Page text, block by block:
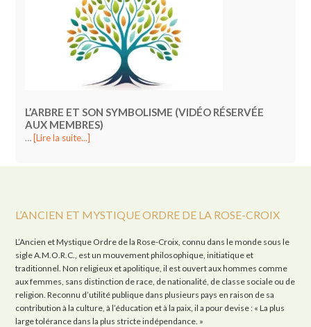
L’ARBRE ET SON SYMBOLISME (VIDÉO RÉSERVÉE
AUX MEMBRES)
… [Lire la suite...]
L’ANCIEN ET MYSTIQUE ORDRE DE LA ROSE-CROIX
L’Ancien et Mystique Ordre de la Rose-Croix, connu dans le monde sous le
sigle A.M.O.R.C., est un mouvement philosophique, initiatique et
traditionnel. Non religieux et apolitique, il est ouvert aux hommes comme
aux femmes, sans distinction de race, de nationalité, de classe sociale ou de
religion. Reconnu d’utilité publique dans plusieurs pays en raison de sa
contribution à la culture, à l’éducation et à la paix, il a pour devise : « La plus
large tolérance dans la plus stricte indépendance. »